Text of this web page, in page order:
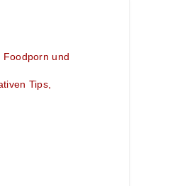
Foodporn und
Tips,